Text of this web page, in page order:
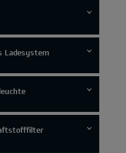
Ladesystem